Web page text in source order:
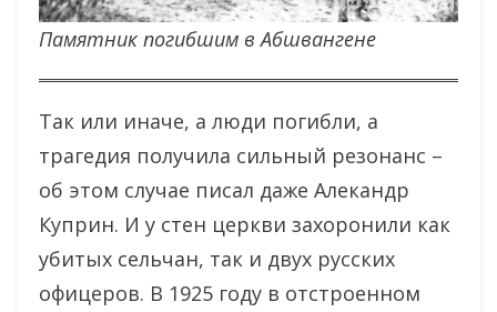
Памятник погибшим в Абшвангене
Так или иначе, а люди погибли, а
трагедия получила сильный резонанс –
об этом случае писал даже Алекандр
Куприн. И у стен церкви захоронили как
убитых сельчан, так и двух русских
офицеров. В 1925 году в отстроенном